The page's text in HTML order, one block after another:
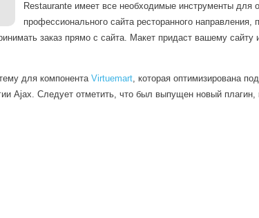
Restaurante имеет все необходимые инструменты для
профессионального сайта ресторанного направления,
заказ прямо с сайта. Макет придаст вашему сайту
для компонента Virtuemart, которая оптимизирована
Ajax. Следует отметить, что был выпущен новый плагин,